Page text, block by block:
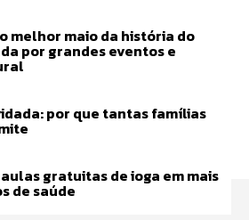
melhor maio da história do
por grandes eventos e
por que tantas famílias
gratuitas de ioga em mais
de saúde